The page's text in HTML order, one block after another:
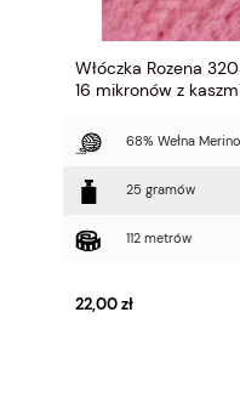
Włóczka Rozena
16 mikronów z
68% Wełna
25 gramów
112 metrów
22,00 zł